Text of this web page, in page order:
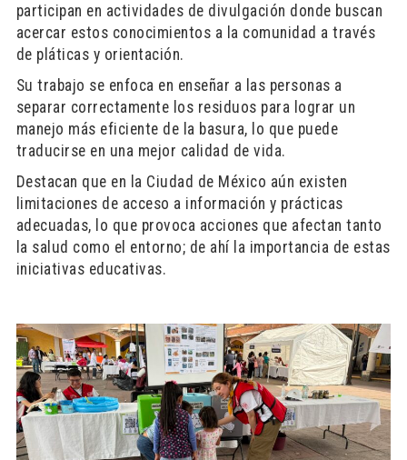
participan en actividades de divulgación donde buscan
acercar estos conocimientos a la comunidad a través
de pláticas y orientación.
Su trabajo se enfoca en enseñar a las personas a
separar correctamente los residuos para lograr un
manejo más eficiente de la basura, lo que puede
traducirse en una mejor calidad de vida.
Destacan que en la Ciudad de México aún existen
limitaciones de acceso a información y prácticas
adecuadas, lo que provoca acciones que afectan tanto
la salud como el entorno; de ahí la importancia de estas
iniciativas educativas.